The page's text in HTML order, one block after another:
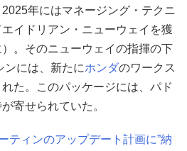
年にはマネージング・テクニ
イドリアン・ニューウェイを獲
。そのニューウェイの指揮の下
ンには、新たにホンダのワークス
た。このパッケージには、パド
寄せられていた。
ティンのアップデート計画に”納